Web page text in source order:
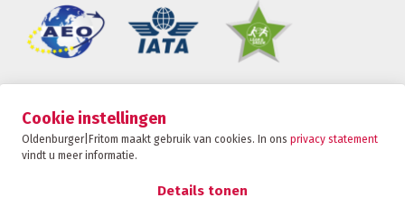
Cookie instellingen
Oldenburger|Fritom maakt gebruik van cookies. In onsprivacy statement
vindt u meer informatie.
Details tonen
Oldenburger|Fritom is onderdeel van de Fritom
Group